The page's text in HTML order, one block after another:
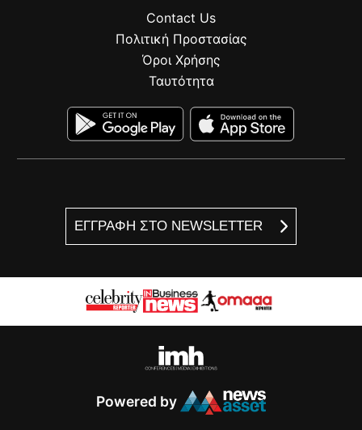
ΕΓΓΡΑΦΗ ΣΤΟ NEWSLETTER
Contact Us
Πολιτική Προστασίας
Όροι Χρήσης
Ταυτότητα
Powered by